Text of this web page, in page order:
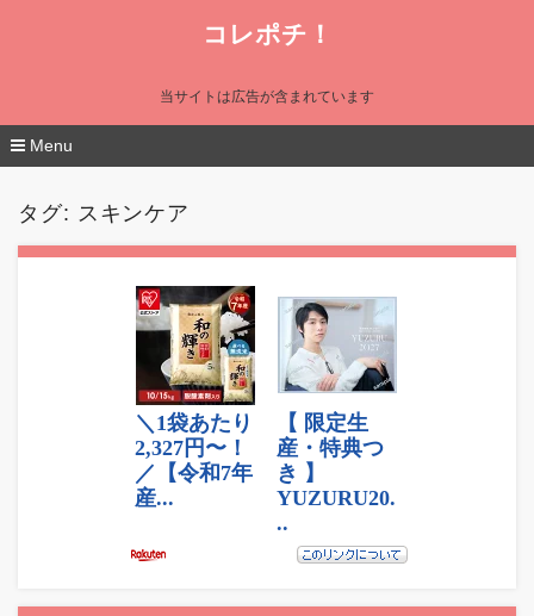
コレポチ！
当サイトは広告が含まれています
Menu
タグ: スキンケア